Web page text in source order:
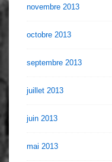
novembre 2013
octobre 2013
septembre 2013
juillet 2013
juin 2013
mai 2013